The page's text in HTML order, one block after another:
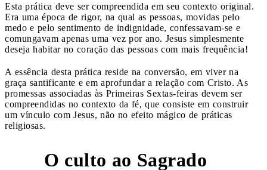
Esta prática deve ser compreendida em seu contexto original.
Era uma época de rigor, na qual as pessoas, movidas pelo
medo e pelo sentimento de indignidade, confessavam-se e
comungavam apenas uma vez por ano. Jesus simplesmente
deseja habitar no coração das pessoas com mais frequência!
A essência desta prática reside na conversão, em viver na
graça santificante e em aprofundar a relação com Cristo. As
promessas associadas às Primeiras Sextas-feiras devem ser
compreendidas no contexto da fé, que consiste em construir
um vínculo com Jesus, não no efeito mágico de práticas
religiosas.
O culto ao Sagrado